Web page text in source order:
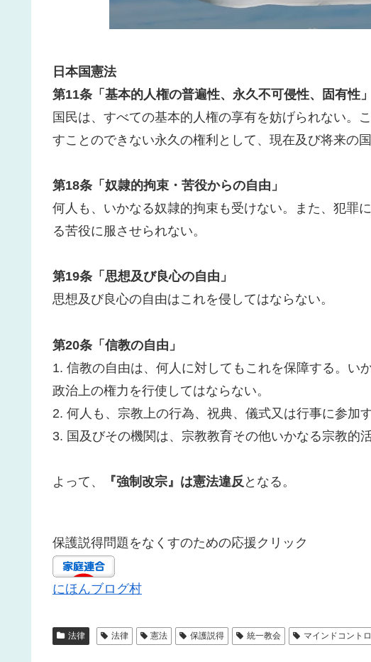
日本国憲法
第11条「基本的人権の普遍性、永久不可侵性、固有性」
国民は、すべての基本的人権の享有を妨げられない。
すことのできない永久の権利として、現在及び将来の国
第18条「奴隷的拘束・苦役からの自由」
何人も、いかなる奴隷的拘束も受けない。また、犯罪
る苦役に服させられない。
第19条「思想及び良心の自由」
思想及び良心の自由はこれを侵してはならない。
第20条「信教の自由」
1. 信教の自由は、何人に対してもこれを保障する。い
政治上の権力を行使してはならない。
2. 何人も、宗教上の行為、祝典、儀式又は行事に参加
3. 国及びその機関は、宗教教育その他いかなる宗教的
よって、 『強制改宗』は憲法違反 となる。
保護説得問題をなくすのための応援クリック
にほんブログ村
法律 法律 憲法 保護説得 統一教会 マインドコント